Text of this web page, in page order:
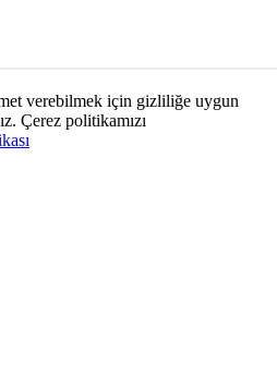
verebilmek için gizliliğe uygun
Çerez politikamızı